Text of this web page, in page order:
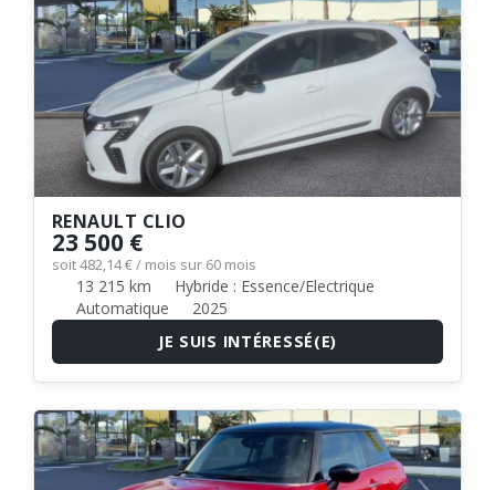
RENAULT CLIO
23 500 €
soit 482,14 € / mois sur 60 mois
13 215 km
Hybride : Essence/Electrique
Automatique
2025
JE SUIS INTÉRESSÉ(E)